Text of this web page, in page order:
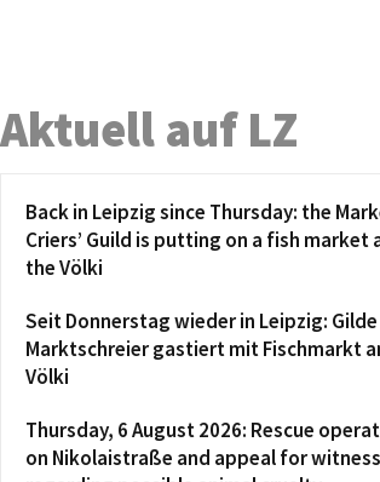
Aktuell auf LZ
Back in Leipzig since Thursday: the
Criers’ Guild is putting on a fish market
the Völki
Seit Donnerstag wieder in Leipzig:
Marktschreier gastiert mit Fischmarkt
Völki
Thursday, 6 August 2026: Rescue
on Nikolaistraße and appeal for